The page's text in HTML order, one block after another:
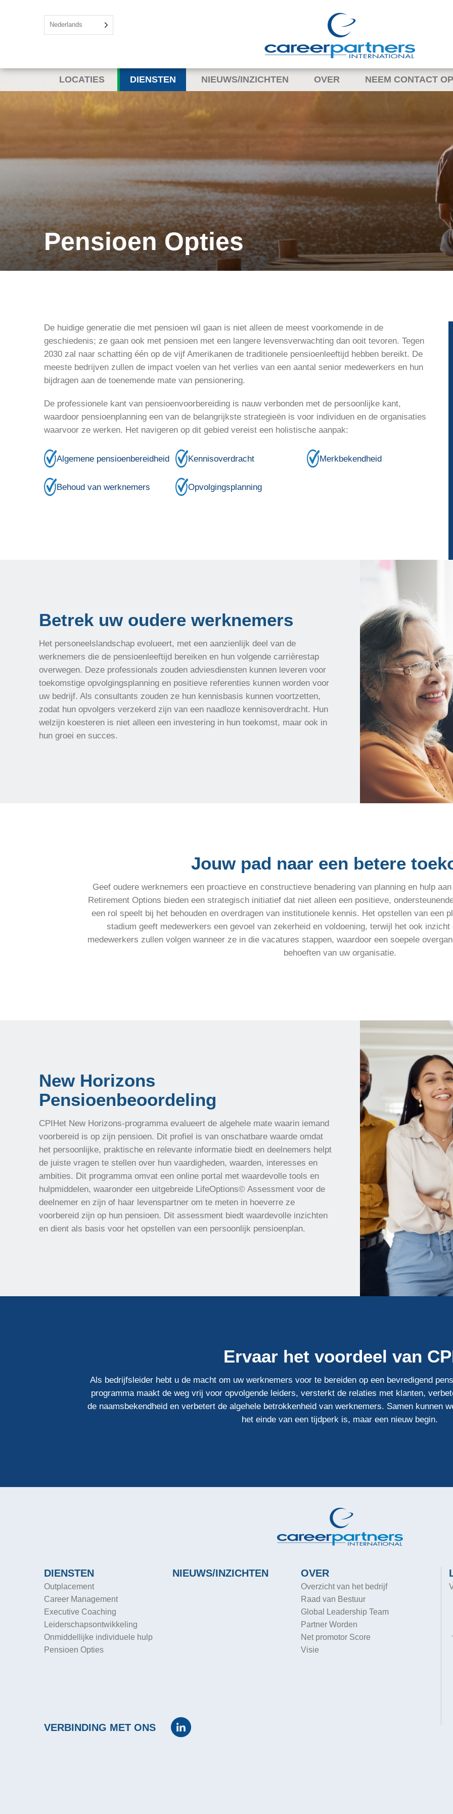
Nederlands
LOCATIES DIENSTEN NIEUWS/INZICHTEN OVER NEEM CONTACT
Pensioen Opties
De huidige generatie die met pensioen wil gaan is niet alleen de meest voorkomende in de
geschiedenis; ze gaan ook met pensioen met een langere levensverwachting dan ooit tevoren. Tegen
2030 zal naar schatting één op de vijf Amerikanen de traditionele pensioenleeftijd hebben bereikt. De
meeste bedrijven zullen de impact voelen van het verlies van een aantal senior medewerkers en hun
bijdragen aan de toenemende mate van pensionering.
De professionele kant van pensioenvoorbereiding is nauw verbonden met de persoonlijke kant,
waardoor pensioenplanning een van de belangrijkste strategieën is voor individuen en de organisaties
waarvoor ze werken. Het navigeren op dit gebied vereist een holistische aanpak:
Algemene pensioenbereidheid Kennisoverdracht Merkbekendheid
Behoud van werknemers Opvolgingsplanning
Betrek uw oudere werknemers
Het personeelslandschap evolueert, met een aanzienlijk deel van de
werknemers die de pensioenleeftijd bereiken en hun volgende carrièrestap
overwegen. Deze professionals zouden adviesdiensten kunnen leveren voor
toekomstige opvolgingsplanning en positieve referenties kunnen worden voor
uw bedrijf. Als consultants zouden ze hun kennisbasis kunnen voortzetten,
zodat hun opvolgers verzekerd zijn van een naadloze kennisoverdracht. Hun
welzijn koesteren is niet alleen een investering in hun toekomst, maar ook in
hun groei en succes.
Jouw pad naar een betere
Geef oudere werknemers een proactieve en constructieve benadering van planning en hulp
Retirement Options bieden een strategisch initiatief dat niet alleen een positieve,
een rol speelt bij het behouden en overdragen van institutionele kennis. Het opstellen van een
stadium geeft medewerkers een gevoel van zekerheid en voldoening, terwijl het ook
medewerkers zullen volgen wanneer ze in die vacatures stappen, waardoor een soepele
behoeften van uw organisatie.
New Horizons
Pensioenbeoordeling
CPIHet New Horizons-programma evalueert de algehele mate waarin iemand
voorbereid is op zijn pensioen. Dit profiel is van onschatbare waarde omdat
het persoonlijke, praktische en relevante informatie biedt en deelnemers helpt
de juiste vragen te stellen over hun vaardigheden, waarden, interesses en
ambities. Dit programma omvat een online portal met waardevolle tools en
hulpmiddelen, waaronder een uitgebreide LifeOptions© Assessment voor de
deelnemer en zijn of haar levenspartner om te meten in hoeverre ze
voorbereid zijn op hun pensioen. Dit assessment biedt waardevolle inzichten
en dient als basis voor het opstellen van een persoonlijk pensioenplan.
Ervaar het voordeel van
Als bedrijfsleider hebt u de macht om uw werknemers voor te bereiden op een bevredigend
programma maakt de weg vrij voor opvolgende leiders, versterkt de relaties met klanten,
de naamsbekendheid en verbetert de algehele betrokkenheid van werknemers. Samen kunnen
het einde van een tijdperk is, maar een nieuw begin.
DIENSTEN
Outplacement
Career Management
Executive Coaching
Leiderschapsontwikkeling
Onmiddellijke individuele hulp
Pensioen Opties
NIEUWS/INZICHTEN OVER
Overzicht van het bedrijf
Raad van Bestuur
Global Leadership Team
Partner Worden
Net promotor Score
Visie
VERBINDING MET ONS